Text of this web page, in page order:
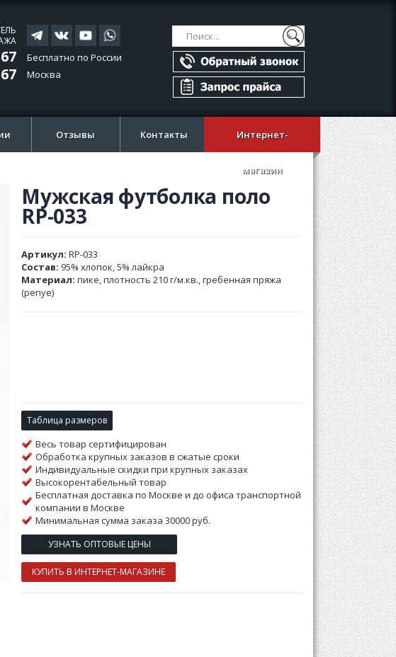
Поиск
Поиск
Бесплатно по России
Москва
Отзывы Контакты Интернет-
магазин
Мужская футболка поло
RP-033
Артикул RP-033
Состав: 95% хлопок, 5% лайкра
Материал: пике, плотность 210 г/м.кв., гребенная пряжа
(penye)
Таблица размеров
Весь товар сертифицирован
Обработка крупных заказов в сжатые сроки
Индивидуальные скидки при крупных заказах
Высокорентабельный товар
Бесплатная доставка по Москве и до офиса транспортной
компании в Москве
Минимальная сумма заказа 30000 руб.
УЗНАТЬ ОПТОВЫЕ ЦЕНЫ
КУПИТЬ В ИНТЕРНЕТ-МАГАЗИНЕ